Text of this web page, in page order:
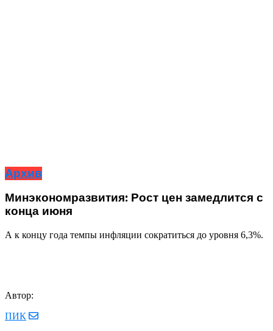
Архив
Минэкономразвития: Рост цен замедлится с
конца июня
А к концу года темпы инфляции сократиться до уровня 6,3%.
Автор:
ПИК